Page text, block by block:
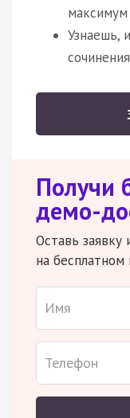
Узнаешь,
сочинения
Получи
демо-
Оставь заявку
на